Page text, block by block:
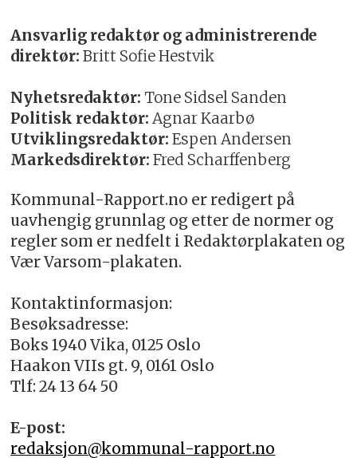
Ansvarlig redaktør og administrerende
direktør: Britt Sofie Hestvik
Nyhetsredaktør: Tone Sidsel Sanden
Politisk redaktør: Agnar Kaarbø
Utviklingsredaktør: Espen Andersen
Markedsdirektør: Fred Scharffenberg
Kommunal-Rapport.no er redigert på
uavhengig grunnlag og etter de normer og
regler som er nedfelt i Redaktørplakaten og
Vær Varsom-plakaten.
Kontaktinformasjon:
Besøksadresse:
Boks 1940 Vika, 0125 Oslo
Haakon VIIs gt. 9, 0161 Oslo
Tlf: 24 13 64 50
E-post:
redaksjon@kommunal-rapport.no